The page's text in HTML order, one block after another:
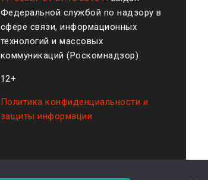
Федеральной службой по надзору в
сфере связи, информационных
технологий и массовых
коммуникаций (Роскомнадзор)
12+
Политика конфиденциальности и
защиты информации